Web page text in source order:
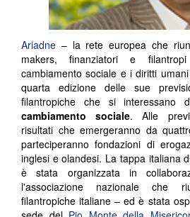
Ariadne – la rete europea che
makers, finanziatori e
cambiamento sociale e i diritti
quarta edizione delle sue
filantropiche che si interessano
cambiamento sociale. Alle
risultati che emergeranno da
parteciperanno fondazioni di
inglesi e olandesi. La tappa italiana
è stata organizzata in
l'associazione nazionale che
filantropiche italiane – ed è stata